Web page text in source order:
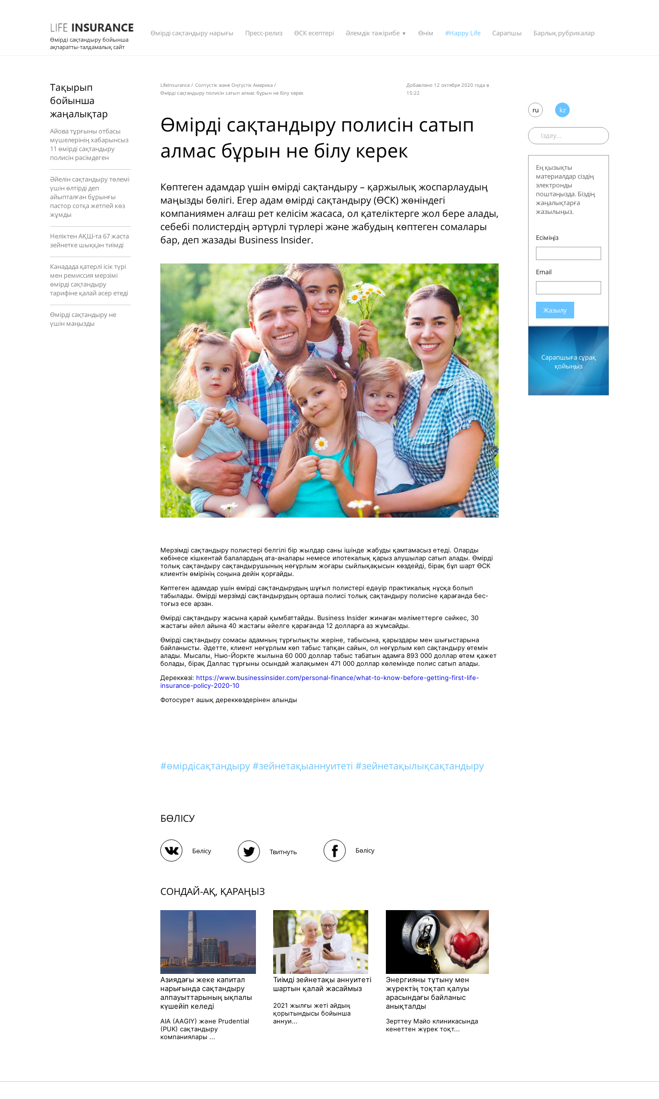
Өмірді сақтандыру бойынша
ақпаратты-талдамалық сайт
Өмірді сақтандыру нарығы Пресс-релиз ӨСК есептері Әлемдік тәжірибе ▼ Өнім #Happy Life Сарапшы Барлық рубрикалар
Тақырып
бойынша
жаңалықтар
Айова тұрғыны отбасы
мүшелерінің хабарынсыз
11 өмірді сақтандыру
полисін рәсімдеген
Әйелін сақтандыру төлемі
үшін өлтірді деп
айыпталған бұрынғы
пастор сотқа жетпей көз
жұмды
Неліктен АҚШ-та 67 жаста
зейнетке шыққан тиімді
Канадада қатерлі ісік түрі
мен ремиссия мерзімі
өмірді сақтандыру
тарифіне қалай әсер етеді
Өмірді сақтандыру не
үшін маңызды
LifeInsurance / Солтүстік және Оңтүстік Америка /
Өмірді сақтандыру полисін сатып алмас бұрын не білу керек
Добавлено 12 октября 2020 года в
15:22
Өмірді сақтандыру полисін сатып
алмас бұрын не білу керек
Көптеген адамдар үшін өмірді сақтандыру – қаржылық жоспарлаудың
маңызды бөлігі. Егер адам өмірді сақтандыру (ӨСК) жөніндегі
компаниямен алғаш рет келісім жасаса, ол қателіктерге жол бере алады,
себебі полистердің әртүрлі түрлері және жабудың көптеген сомалары
бар, деп жазады Business Insider.
Мерзімді сақтандыру полистері белгілі бір жылдар саны ішінде жабуды қамтамасыз етеді. Оларды
көбінесе кішкентай балалардың ата-аналары немесе ипотекалық қарыз алушылар сатып алады. Өмірді
толық сақтандыру сақтандырушының неғұрлым жоғары сыйлықақысын көздейді, бірақ бұл шарт ӨСК
клиентін өмірінің соңына дейін қорғайды.
Көптеген адамдар үшін өмірді сақтандырудың шұғыл полистері едәуір практикалық нұсқа болып
табылады. Өмірді мерзімді сақтандырудың орташа полисі толық сақтандыру полисіне қарағанда бес-
тоғыз есе арзан.
Өмірді сақтандыру жасына қарай қымбаттайды. Business Insider жинаған мәліметтерге сәйкес, 30
жастағы әйел айына 40 жастағы әйелге қарағанда 12 долларға аз жұмсайды.
Өмірді сақтандыру сомасы адамның тұрғылықты жеріне, табысына, қарыздары мен шығыстарына
байланысты. Әдетте, клиент неғұрлым көп табыс тапқан сайын, ол неғұрлым көп сақтандыру өтемін
алады. Мысалы, Нью-Йоркте жылына 60 000 доллар табыс табатын адамға 893 000 доллар өтем қажет
болады, бірақ Даллас тұрғыны осындай жалақымен 471 000 доллар көлемінде полис сатып алады.
Дереккөзі: https://www.businessinsider.com/personal-finance/what-to-know-before-getting-first-life-
insurance-policy-2020-10
Фотосурет ашық дереккөздерінен алынды
#өмірдісақтандыру#зейнетақыаннуитеті #зейнетақылықсақтандыру
БӨЛІСУ
Бөлісу Твитнуть Бөлісу
СОНДАЙ-АҚ, ҚАРАҢЫЗ
Азиядағы жеке капитал
нарығында сақтандыру
алпауыттарының ықпалы
күшейіп келеді
AIA (AAGIY) және Prudential
(PUK) сақтандыру
компаниялары ...
Тиімді зейнетақы аннуитеті
шартын қалай жасаймыз
2021 жылғы жеті айдың
қорытындысы бойынша
аннуи...
Энергияны тұтыну мен
жүректің тоқтап қалуы
арасындағы байланыс
анықталды
Зерттеу Майо клиникасында
кенеттен жүрек тоқт...
ru kz
Ең қызықты
материалдар сіздің
электронды
поштаңызда. Біздің
жаңалықтарға
жазылыңыз.
Есіміңіз
Email
Жазылу
Сарапшыға сұрақ
қойыңыз